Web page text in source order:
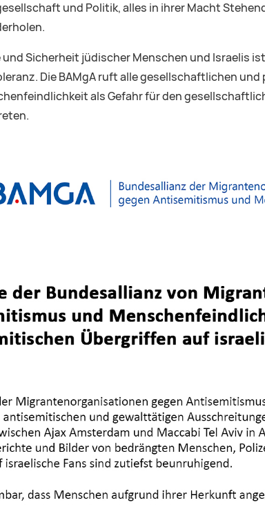
und Politik, alles in ihrer Macht
Sicherheit jüdischer Menschen und Israelis
Die BAMgA ruft alle gesellschaftlichen
als Gefahr für den